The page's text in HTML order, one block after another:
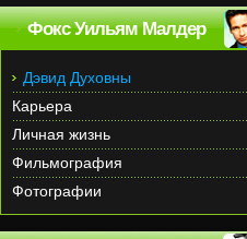
Фокс Уильям Малдер
Дэвид Духовны
Карьера
Личная жизнь
Фильмография
Фотографии